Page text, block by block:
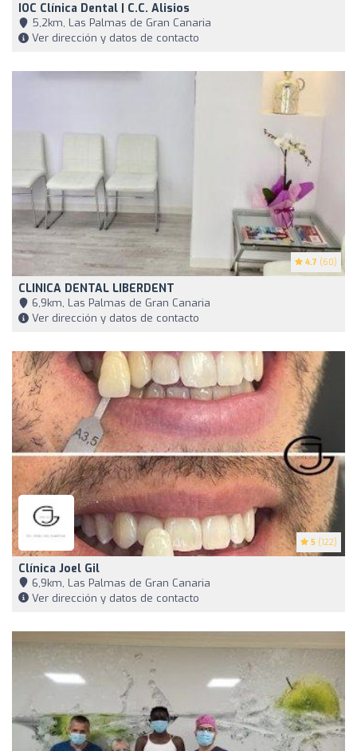
IOC Clínica Dental | C.C. Alisios
5,2km, Las Palmas de Gran Canaria
Ver dirección y datos de contacto
4.7 (60)
CLINICA DENTAL LIBERDENT
6,9km, Las Palmas de Gran Canaria
Ver dirección y datos de contacto
5 (122)
Clínica Joel Gil
6,9km, Las Palmas de Gran Canaria
Ver dirección y datos de contacto